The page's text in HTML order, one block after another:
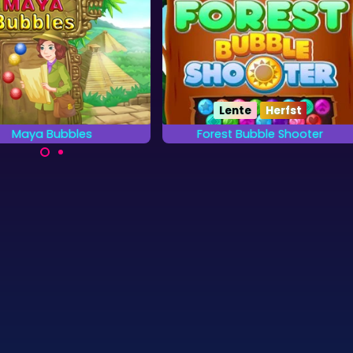
Maya Bubbles Forest Bubble Shooter
Lente Herfst